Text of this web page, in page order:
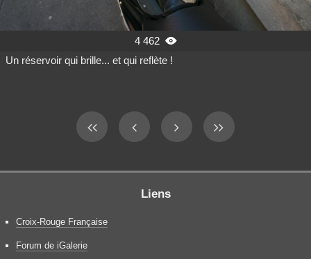
4 462 
Un réservoir qui brille... et qui reflète !
Liens
Croix-Rouge Française
Forum de iGalerie